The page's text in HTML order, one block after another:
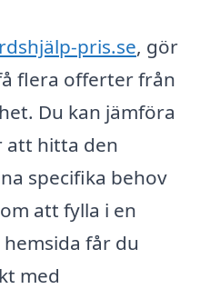
pris.se, gör
flera offerter från
Du kan jämföra
att hitta den
specifika behov
att fylla i en
får du
med